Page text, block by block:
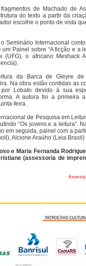
de Machado de
do texto a partir da
escolhe o ponto de vista
Seminário Internacional
Painel sobre “A ficção e a
(UFG), o africano Meshack
da Barca de Gleyre
Na obra estão contidas as
Lobato devido à sua
A autora foi a primeira
feira.
de Pesquisa em
“Os jovens e a leitura”.
em seguida, painel com a
Alcione Araúho (Leia
e Maria Fernanda
(assessoria de